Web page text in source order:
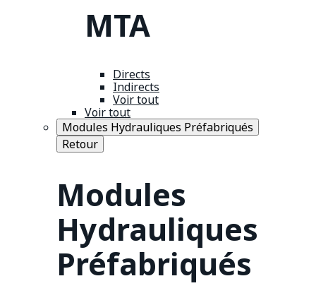
MTA
Directs
Indirects
Voir tout
Voir tout
Modules Hydrauliques Préfabriqués
Retour
Modules
Hydrauliques
Préfabriqués